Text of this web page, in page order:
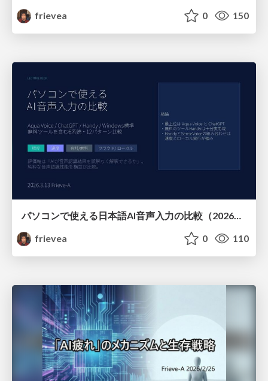
frievea
0 150
パソコンで使える日本語AI音声入力の比較（2026年3月版）
frievea
0 110